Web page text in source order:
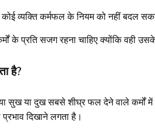
व्यक्ति कर्मफल के नियम को नहीं बदल
के प्रति सजग रहना चाहिए क्योंकि वही उसके
है?
सुख या दुख सबसे शीघ्र फल देने वाले कर्मों
दिखाने लगता है।